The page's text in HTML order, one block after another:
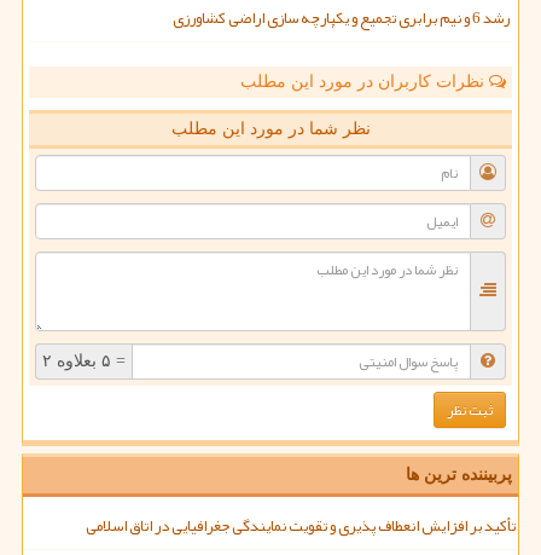
رشد 6 و نیم برابری تجمیع و یکپارچه سازی اراضی کشاورزی
نظرات کاربران در مورد این مطلب
نظر شما در مورد این مطلب
= ۵ بعلاوه ۲
پربیننده ترین ها
تأکید بر افزایش انعطاف پذیری و تقویت نمایندگی جغرافیایی در اتاق اسلامی